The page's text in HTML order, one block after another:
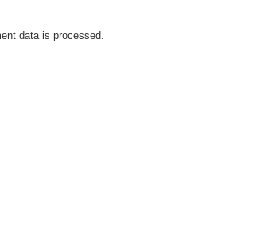
data is processed.